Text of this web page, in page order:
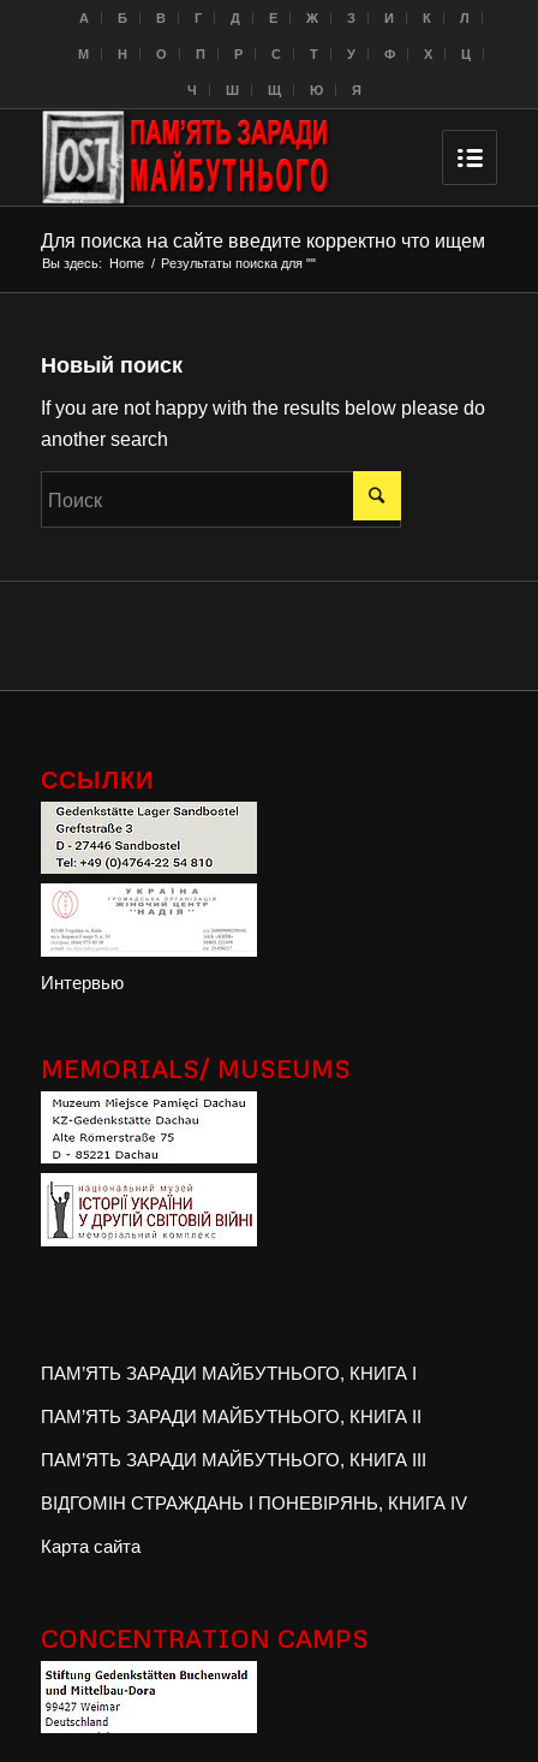
A Б В Г Д Е Ж З И К Л
M Н О П Р С Т У Ф Х Ц
Ч Ш Щ Ю Я
Для поиска на сайте введите корректно что ищем
Вы здесь: Home / Результаты поиска для ""
Новый поиск
If you are not happy with the results below please do
another search
ССЫЛКИ
Интервью
MEMORIALS/ MUSEUMS
ПАМ’ЯТЬ ЗАРАДИ МАЙБУТНЬОГО, КНИГА I
ПАМ’ЯТЬ ЗАРАДИ МАЙБУТНЬОГО, КНИГА II
ПАМ’ЯТЬ ЗАРАДИ МАЙБУТНЬОГО, КНИГА III
ВІДГОМІН СТРАЖДАНЬ І ПОНЕВІРЯНЬ, КНИГА IV
Карта сайта
CONCENTRATION CAMPS